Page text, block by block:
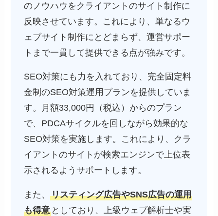
のノウハウをクライアントのサイト制作に
反映させています。これにより、単なるウ
ェブサイト制作にとどまらず、運営サポー
トまで一貫して提供できる点が強みです。
SEO対策にも力を入れており、完全固定料
金制のSEO対策運用プランを提供していま
す。月額33,000円（税込）からのプラン
で、PDCAサイクルを回しながら効果的な
SEO対策を実施します。これにより、クラ
イアントのサイトが検索エンジンで上位表
示されるようサポートします。
また、リスティング広告やSNS広告の運用
も得意 としており、上級ウェブ解析士や実